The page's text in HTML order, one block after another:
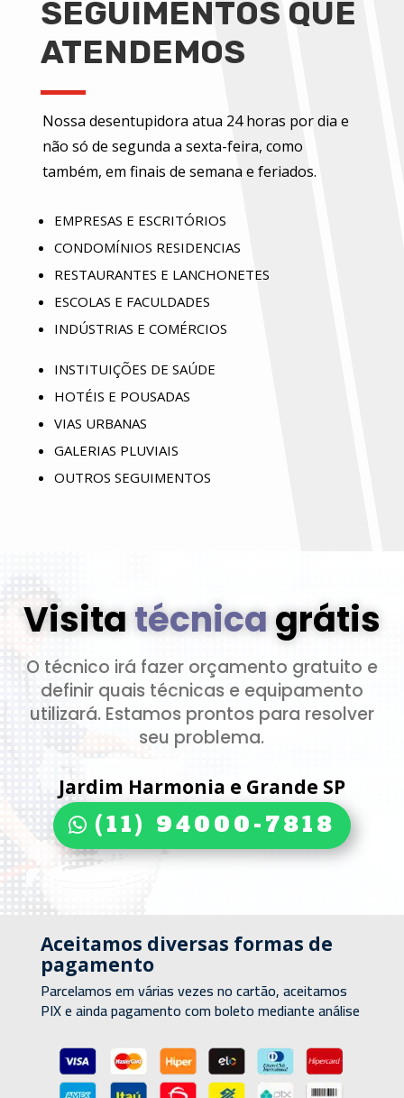
SEGUIMENTOS QUE
ATENDEMOS
Nossa desentupidora atua 24 horas por dia e
não só de segunda a sexta-feira, como
também, em finais de semana e feriados.
EMPRESAS E ESCRITÓRIOS
CONDOMÍNIOS RESIDENCIAS
RESTAURANTES E LANCHONETES
ESCOLAS E FACULDADES
INDÚSTRIAS E COMÉRCIOS
INSTITUIÇÕES DE SAÚDE
HOTÉIS E POUSADAS
VIAS URBANAS
GALERIAS PLUVIAIS
OUTROS SEGUIMENTOS
Visitatécnicagrátis
O técnico irá fazer orçamento gratuito e
definir quais técnicas e equipamento
utilizará. Estamos prontos para resolver
seu problema.
Jardim Harmonia e Grande SP
(11) 94000-7818
Aceitamos diversas formas de
pagamento
Parcelamos em várias vezes no cartão, aceitamos
PIX e ainda pagamento com boleto mediante análise